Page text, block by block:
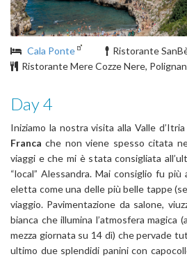
Cala Ponte
Ristorante
Ristorante Mere Cozze Nere,
Day 4
Iniziamo la nostra visita alla Valle
Franca che non viene spesso citata
viaggi e che mi è stata consigliata
“local” Alessandra. Mai consiglio fu
eletta come una delle più belle tappe
viaggio. Pavimentazione da salone,
bianca che illumina l’atmosfera magica
mezza giornata su 14 dì) che pervade
ultimo due splendidi panini con